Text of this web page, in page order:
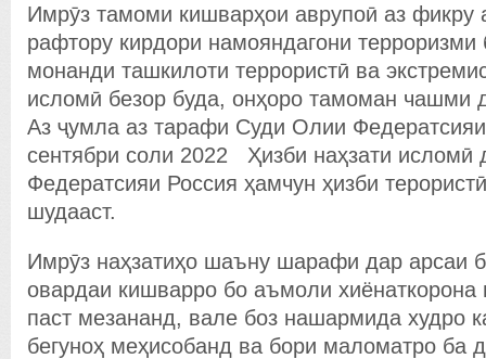
Имрӯз тамоми кишварҳои аврупоӣ аз фикру
рафтору кирдори намояндагони терроризми
монанди ташкилоти террористӣ ва
исломӣ безор буда, онҳоро тамоман чашми
Аз ҷумла аз тарафи Суди Олии
сентябри соли 2022 Ҳизби наҳзати исломӣ
Федератсияи Россия ҳамчун ҳизби
шудааст.
Имрӯз наҳзатиҳо шаъну шарафи дар арсаи
овардаи кишварро бо аъмоли
паст мезананд, вале боз нашармида худро
бегуноҳ меҳисобанд ва бори маломатро ба